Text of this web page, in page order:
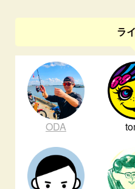
ラ
ODA